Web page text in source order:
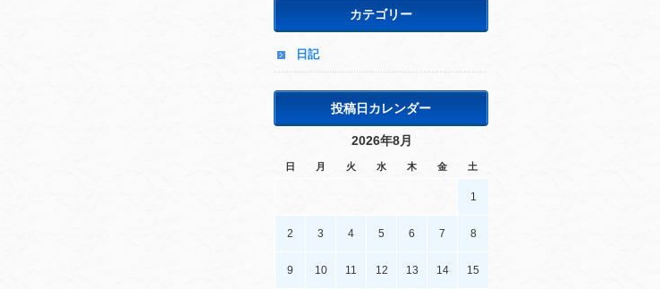
カテゴリー
日記
投稿日カレンダー
2026年8月
日 月 火 水 木 金 土
1
2 3 4 5 6 7 8
9 10 11 12 13 14 15